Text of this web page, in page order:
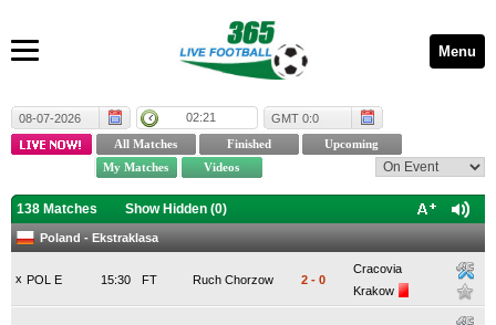
Menu
08-07-2026 02:21 GMT 0:0
138 Matches Show Hidden (0)
Poland - Ekstraklasa
x POL E FT
15:30 Ruch Chorzow 2 - 0
Cracovia
Krakow